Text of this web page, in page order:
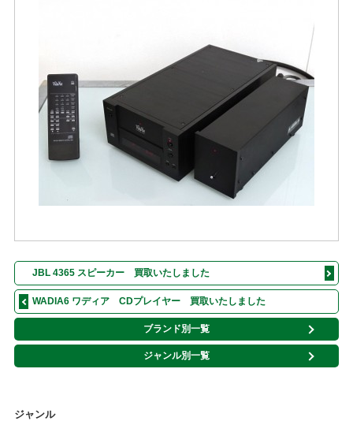
ジャンル
JBL 4365 スピーカー 買取いたしました
WADIA6 ワディア CDプレイヤー 買取いたしました
ブランド別一覧
ジャンル別一覧